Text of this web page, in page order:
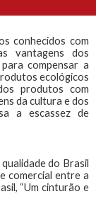
conhecidos com
vantagens dos
compensar a
ecológicos
produtos com
da cultura e dos
a escassez de
do Brasil
comercial entre a
“Um cinturão e